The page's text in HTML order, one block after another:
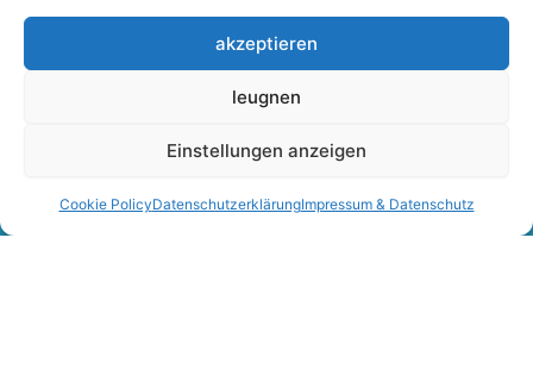
akzeptieren
leugnen
Einstellungen anzeigen
Cookie PolicyDatenschutzerklärungImpressum & Datenschutz
English Deutsch